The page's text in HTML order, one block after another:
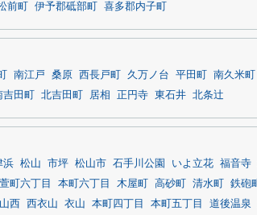
前町 伊予郡砥部町 喜多郡内子町
南江戸 桑原 西長戸町 久万ノ台 平田町 南久米町
吉田町 北吉田町 居相 正円寺 東石井 北条辻
浜 松山 市坪 松山市 石手川公園 いよ立花 福音寺
萱町六丁目 本町六丁目 木屋町 高砂町 清水町 鉄砲町
山西 西衣山 衣山 本町四丁目 本町五丁目 道後温泉